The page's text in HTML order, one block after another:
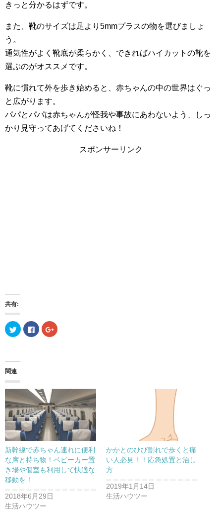
きっと分かるはずです。
また、靴のサイズは足より5mmプラスの物を選びましょ
う。
通気性がよく靴底が柔らかく、できればハイカットの靴を
選ぶのがオススメです。
靴に慣れて外を歩き始めると、赤ちゃんの中の世界はぐっ
と広がります。
パパとパパは赤ちゃんが怪我や事故にあわないよう、しっ
かり見守ってあげてくださいね！
スポンサーリンク
共有:
ク
リ
T
t
t
r
で
共
有
(
新
し
い
ウ
ィ
ン
ド
ウ
で
開
ま
す
)
F
a
有
す
る
に
は
ク
リ
ッ
ク
し
て
く
だ
さ
い
い
ウ
ィ
ク
リ
l
で
共
有
(
新
し
い
ウ
ィ
ン
ド
ウ
関連
新幹線で赤ちゃん連れに便利
な席と持ち物！ベビーカー置
き場や個室も利用して快適な
移動を！
2018年6月29日
生活ハウツー
かかとのひび割れで歩くと痛
い人必見！！応急処置と治し
方
2019年1月14日
生活ハウツー